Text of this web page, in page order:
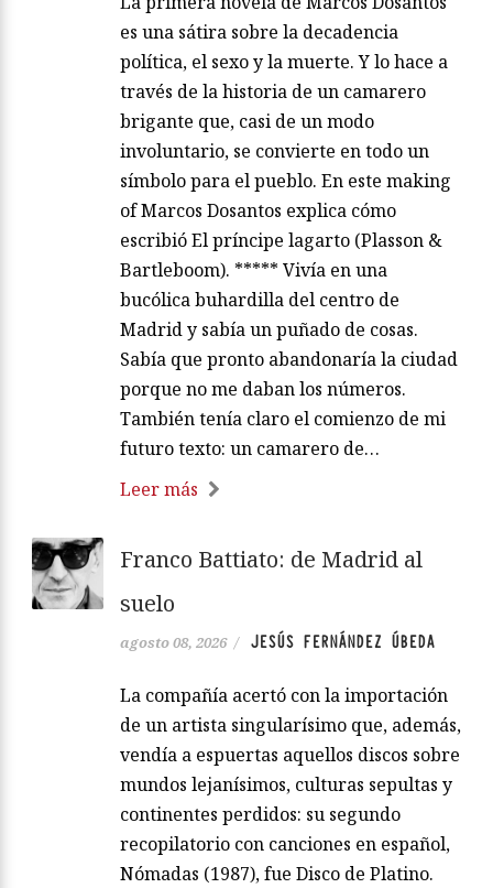
es una sátira sobre la decadencia
política, el sexo y la muerte. Y lo hace a
través de la historia de un camarero
brigante que, casi de un modo
involuntario, se convierte en todo un
símbolo para el pueblo. En este making
of Marcos Dosantos explica cómo
escribió El príncipe lagarto (Plasson &
Bartleboom). ***** Vivía en una
bucólica buhardilla del centro de
Madrid y sabía un puñado de cosas.
Sabía que pronto abandonaría la ciudad
porque no me daban los números.
También tenía claro el comienzo de mi
futuro texto: un camarero de…
Leer más
Franco Battiato: de Madrid al
suelo
agosto 08, 2026 / JESÚS FERNÁNDEZ ÚBEDA
La compañía acertó con la importación
de un artista singularísimo que, además,
vendía a espuertas aquellos discos sobre
mundos lejanísimos, culturas sepultas y
continentes perdidos: su segundo
recopilatorio con canciones en español,
Nómadas (1987), fue Disco de Platino.